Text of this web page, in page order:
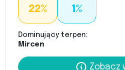
22% 1%
Dominujący terpen:
Mircen
Zobacz